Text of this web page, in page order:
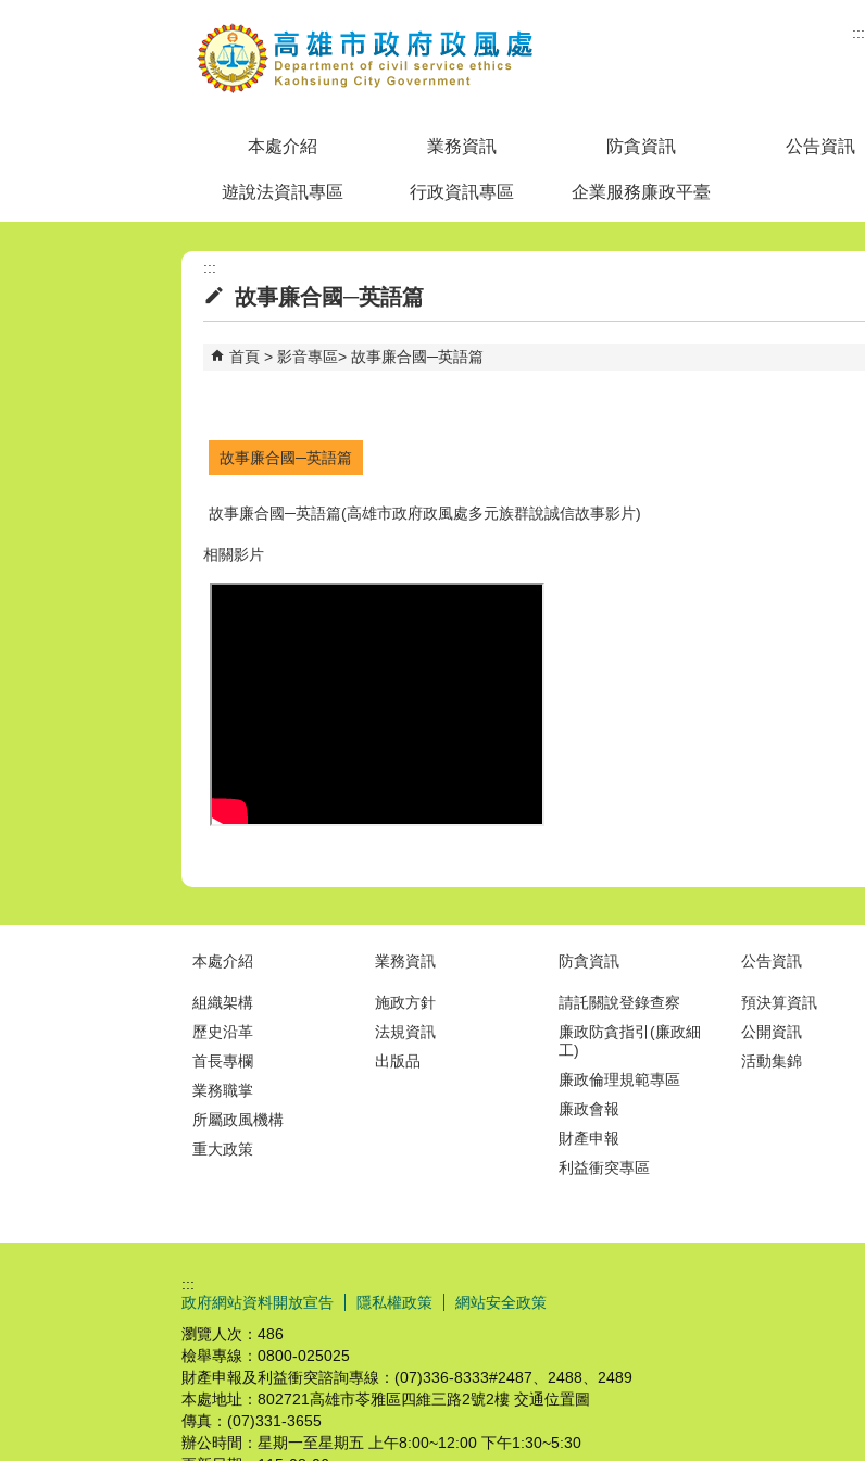
:::
本處介紹 業務資訊 防貪資訊 公告資訊
遊說法資訊專區 行政資訊專區 企業服務廉政平臺
:::
故事廉合國─英語篇
首頁 影音專區 故事廉合國─英語篇
故事廉合國─英語篇
故事廉合國─英語篇(高雄市政府政風處多元族群說誠信故事影片)
相關影片
本處介紹
組織架構
歷史沿革
首長專欄
業務職掌
所屬政風機構
重大政策
業務資訊
施政方針
法規資訊
出版品
防貪資訊
請託關說登錄查察
廉政防貪指引(廉政細
工)
廉政倫理規範專區
廉政會報
財產申報
利益衝突專區
公告資訊
預決算資訊
公開資訊
活動集錦
:::
政府網站資料開放宣告
隱私權政策
網站安全政策
瀏覽人次： 486
檢舉專線：0800-025025
財產申報及利益衝突諮詢專線：(07)336-8333#2487、2488、2489
本處地址：802721高雄市苓雅區四維三路2號2樓 交通位置圖
傳真：(07)331-3655
辦公時間：星期一至星期五 上午8:00~12:00 下午1:30~5:30